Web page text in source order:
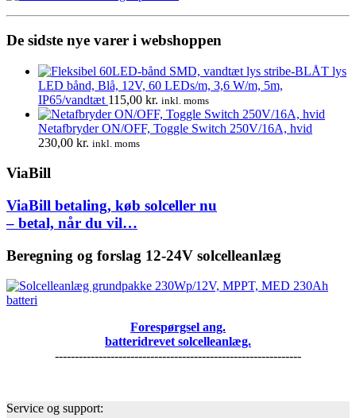
De sidste nye varer i webshoppen
LED bånd, Blå, 12V, 60 LEDs/m, 3,6 W/m, 5m,
IP65/vandtæt 115,00 kr. inkl. moms
Netafbryder ON/OFF, Toggle Switch 250V/16A, hvid
230,00 kr. inkl. moms
ViaBill
ViaBill betaling, køb solceller nu
– betal, når du vil…
Beregning og forslag 12-24V solcelleanlæg
Forespørgsel ang.
batteridrevet solcelleanlæg.
--------------------------------------------------------------
Service og support: